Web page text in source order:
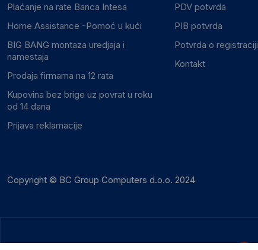
Plaćanje na rate Banca Intesa
Home Assistance -Pomoć u kući
BIG BANG montaza uredjaja i
namestaja
Prodaja firmama na 12 rata
Kupovina bez brige uz povrat u roku
od 14 dana
Prijava reklamacije
PDV potvrda
PIB potvrda
Potvrda o registraciji
Kontakt
Copyright © BC Group Computers d.o.o. 2024